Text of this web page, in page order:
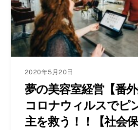
2020年5月20日
夢の美容室経営【番
コロナウィルスでピ
主を救う！！【社会